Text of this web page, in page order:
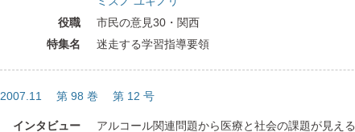
役職
市民の意見30・関西
特集名
迷走する学習指導要領
2007.11 第 98 巻 第 12 号
インタビュー
アルコール関連問題から医療と社会の課題が見える